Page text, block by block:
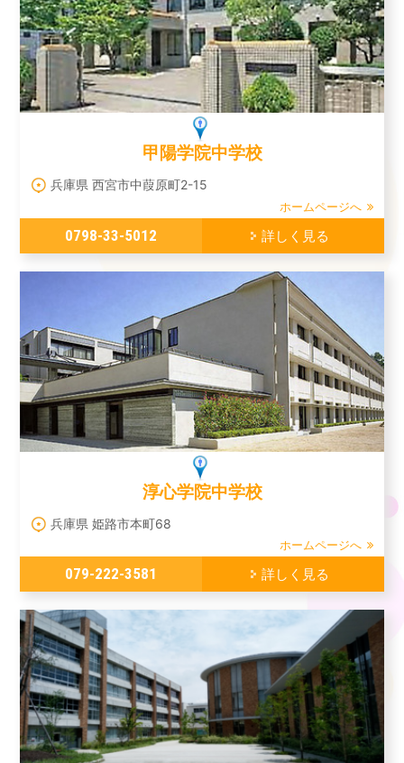
甲陽学院中学校
兵庫県 西宮市中葭原町2-15
ホームページへ
0798-33-5012 詳しく見る
淳心学院中学校
兵庫県 姫路市本町68
ホームページへ
079-222-3581 詳しく見る